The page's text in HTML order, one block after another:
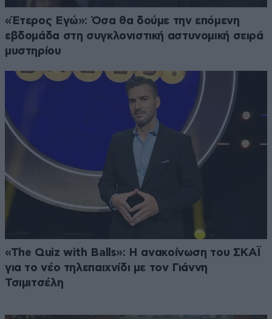
«Έτερος Εγώ»: Όσα θα δούμε την επόμενη
εβδομάδα στη συγκλονιστική αστυνομική σειρά
μυστηρίου
«The Quiz with Balls»: Η ανακοίνωση του ΣΚΑΪ
για το νέο τηλεπαιχνίδι με τον Γιάννη
Τσιμιτσέλη